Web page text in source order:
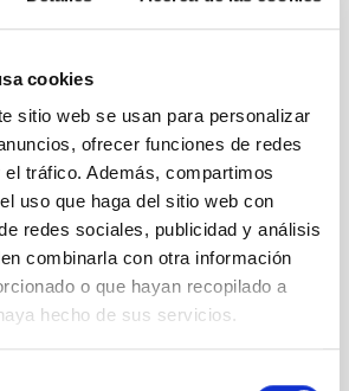
cookies
sitio web se usan para personalizar
ofrecer funciones de redes
tráfico. Además, compartimos
uso que haga del sitio web con
redes sociales, publicidad y análisis
combinarla con otra información
o que hayan recopilado a
hecho de sus servicios.